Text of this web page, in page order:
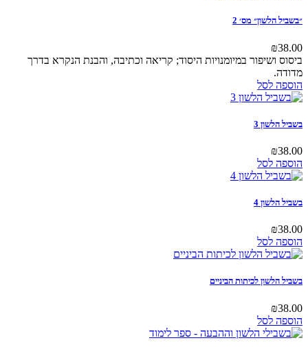
מס׳ 2
₪
במיומנויות היסוד; קריאה וכתיבה, והבנת הנקרא בדרך
לסל
3
₪
לסל
4
₪
לסל
לכיתות הביניים
₪
לסל